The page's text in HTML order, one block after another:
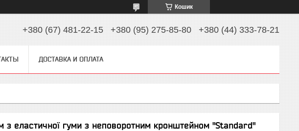
Кошик
+380 (67) 481-22-15 +380 (95) 275-85-80 +380 (44) 333-78-21
ДОСТАВКА И ОПЛАТА
з еластичної гуми з неповоротним кронштейном "Standard"